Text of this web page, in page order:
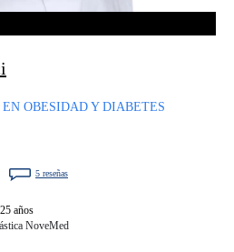
OBESIDAD Y DIABETES
5 reseñas
años
NoveMed